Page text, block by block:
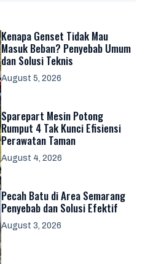
Kenapa Genset Tidak Mau
Masuk Beban? Penyebab Umum
dan Solusi Teknis
August 5, 2026
Sparepart Mesin Potong
Rumput 4 Tak Kunci Efisiensi
Perawatan Taman
August 4, 2026
Pecah Batu di Area Semarang
Penyebab dan Solusi Efektif
August 3, 2026